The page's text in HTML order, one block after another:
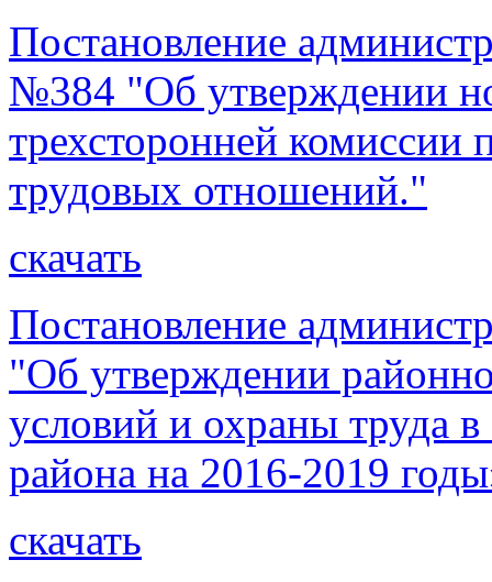
Постановление
№384 "Об утверждении
трехсторонней комиссии
трудовых отношений."
скачать
Постановление
"Об утверждении
условий и охраны труда
района на 2016-2019
скачать